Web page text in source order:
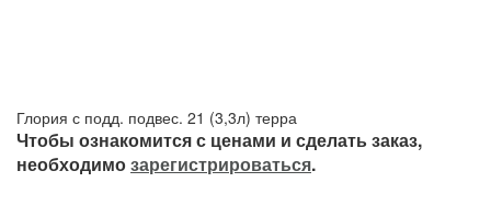
Глория с подд. подвес. 21 (3,3л) терра
Чтобы ознакомится с ценами и сделать заказ,
необходимозарегистрироваться.